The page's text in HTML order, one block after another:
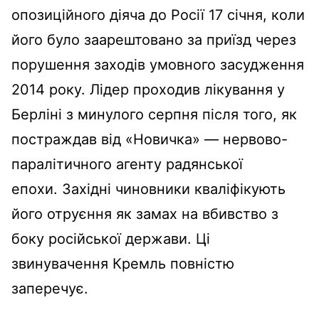
опозиційного діяча до Росії 17 січня, коли
його було заарештовано за приїзд через
порушення заходів умовного засудження
2014 року. Лідер проходив лікування у
Берліні з минулого серпня після того, як
постраждав від «Новичка» — нервово-
паралітичного агенту радянської
епохи. Західні чиновники кваліфікують
його отруєння як замах на вбивство з
боку російської держави. Ці
звинувачення Кремль повністю
заперечує.